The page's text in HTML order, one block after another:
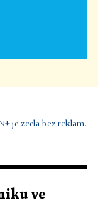
je zcela bez reklam.
ve